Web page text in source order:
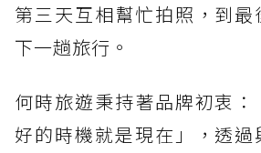
第三天互相幫忙拍照，到
下一趟旅行。
何時旅遊秉持著品牌初衷
好的時機就是現在」，透